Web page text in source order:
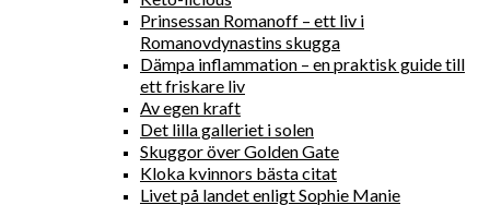
Prinsessan Romanoff – ett liv i
Romanovdynastins skugga
Dämpa inflammation – en praktisk guide till
ett friskare liv
Av egen kraft
Det lilla galleriet i solen
Skuggor över Golden Gate
Kloka kvinnors bästa citat
Livet på landet enligt Sophie Manie